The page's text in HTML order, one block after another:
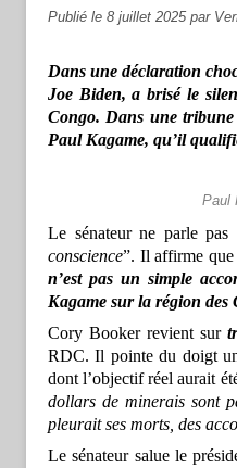
Publié le 8 juillet 2025 par
Dans une déclaration
Joe Biden, a brisé le
Congo. Dans une
Paul Kagame, qu’il
Paul
Le sénateur ne parle
conscience”. Il affirme que
n’est pas un simple
Kagame sur la région des
Cory Booker revient sur
RDC. Il pointe du doigt
dont l’objectif réel aurait
dollars de minerais sont
pleurait ses morts, des
Le sénateur salue le